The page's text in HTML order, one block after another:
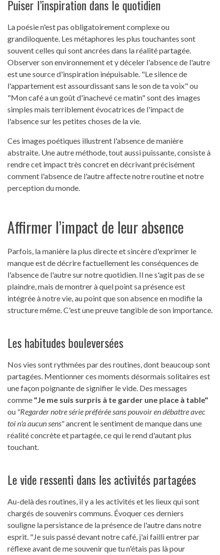
Puiser l’inspiration dans le quotidien
La poésie n'est pas obligatoirement complexe ou
grandiloquente. Les métaphores les plus touchantes sont
souvent celles qui sont ancrées dans la réalité partagée.
Observer son environnement et y déceler l'absence de l'autre
est une source d'inspiration inépuisable. "Le silence de
l'appartement est assourdissant sans le son de ta voix" ou
"Mon café a un goût d'inachevé ce matin" sont des images
simples mais terriblement évocatrices de l'impact de
l'absence sur les petites choses de la vie.
Ces images poétiques illustrent l'absence de manière
abstraite. Une autre méthode, tout aussi puissante, consiste à
rendre cet impact très concret en décrivant précisément
comment l'absence de l'autre affecte notre routine et notre
perception du monde.
Affirmer l’impact de leur absence
Parfois, la manière la plus directe et sincère d'exprimer le
manque est de décrire factuellement les conséquences de
l'absence de l'autre sur notre quotidien. Il ne s'agit pas de se
plaindre, mais de montrer à quel point sa présence est
intégrée à notre vie, au point que son absence en modifie la
structure même. C'est une preuve tangible de son importance.
Les habitudes bouleversées
Nos vies sont rythmées par des routines, dont beaucoup sont
partagées. Mentionner ces moments désormais solitaires est
une façon poignante de signifier le vide. Des messages
comme "Je me suis surpris à te garder une place à table"
ou "Regarder notre série préférée sans pouvoir en débattre avec
toi n'a aucun sens"ancrent le sentiment de manque dans une
réalité concrète et partagée, ce qui le rend d'autant plus
touchant.
Le vide ressenti dans les activités partagées
Au-delà des routines, il y a les activités et les lieux qui sont
chargés de souvenirs communs. Évoquer ces derniers
souligne la persistance de la présence de l'autre dans notre
esprit. "Je suis passé devant notre café, j'ai failli entrer par
réflexe avant de me souvenir que tu n'étais pas là pour